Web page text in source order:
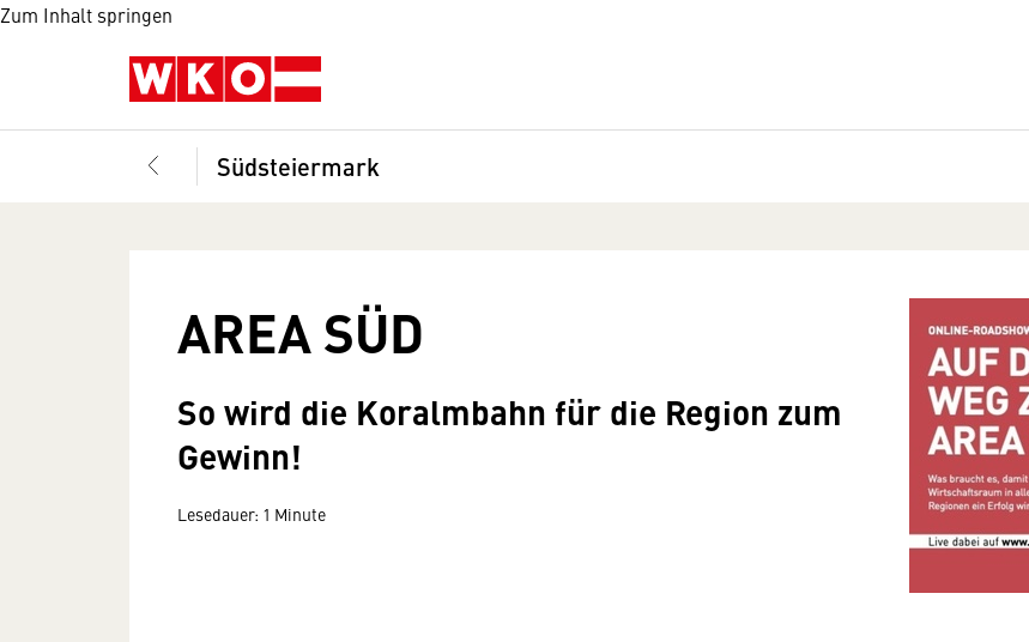
Zum Inhalt springen
Südsteiermark
AREA SÜD
So wird die Koralmbahn für die Region zum
Gewinn!
Lesedauer: 1 Minute